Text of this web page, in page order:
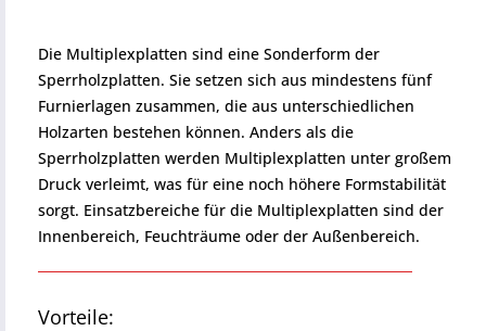
Die Multiplexplatten sind eine Sonderform der
Sperrholzplatten. Sie setzen sich aus mindestens fünf
Furnierlagen zusammen, die aus unterschiedlichen
Holzarten bestehen können. Anders als die
Sperrholzplatten werden Multiplexplatten unter großem
Druck verleimt, was für eine noch höhere Formstabilität
sorgt. Einsatzbereiche für die Multiplexplatten sind der
Innenbereich, Feuchträume oder der Außenbereich.
Vorteile: